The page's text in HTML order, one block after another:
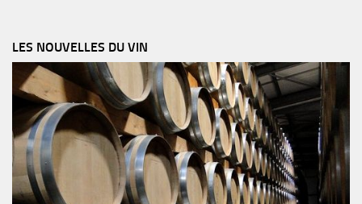
LES NOUVELLES DU VIN